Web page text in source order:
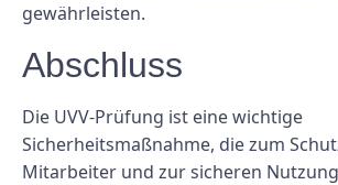
gewährleisten.
Abschluss
Die UVV-Prüfung ist eine wichtige
Sicherheitsmaßnahme, die zum
Mitarbeiter und zur sicheren